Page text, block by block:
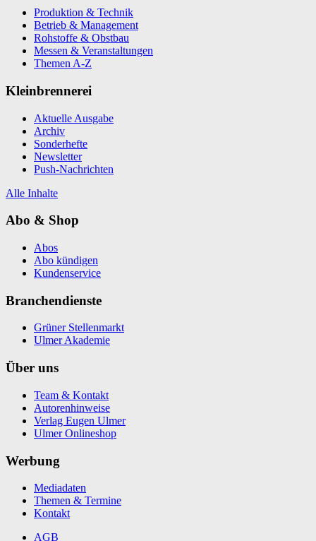
Produktion & Technik
Betrieb & Management
Rohstoffe & Obstbau
Messen & Veranstaltungen
Themen A-Z
Kleinbrennerei
Aktuelle Ausgabe
Archiv
Sonderhefte
Newsletter
Push-Nachrichten
Alle Inhalte
Abo & Shop
Abos
Abo kündigen
Kundenservice
Branchendienste
Grüner Stellenmarkt
Ulmer Akademie
Über uns
Team & Kontakt
Autorenhinweise
Verlag Eugen Ulmer
Ulmer Onlineshop
Werbung
Mediadaten
Themen & Termine
Kontakt
AGB